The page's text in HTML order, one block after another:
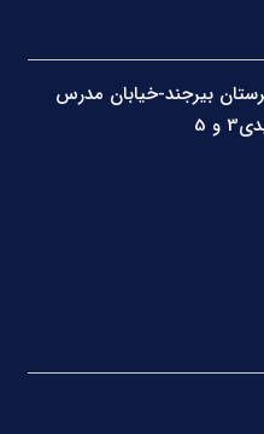
بیرجند-خیابان مدرس